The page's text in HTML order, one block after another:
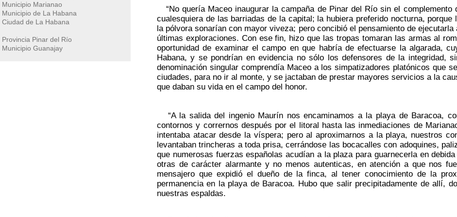
Municipio Marianao
Municipio de La Habana
Ciudad de La Habana
Provincia Pinar del Río
Municipio Guanajay
“No quería Maceo inaugurar la campaña de Pinar del Río sin el complemento
cualesquiera de las barriadas de la capital; la hubiera preferido nocturna,
la pólvora sonarían con mayor viveza; pero concibió el pensamiento de
últimas exploraciones. Con ese fin, hizo que las tropas tomaran las armas al
oportunidad de examinar el campo en que habría de efectuarse la algarada,
Habana, y se pondrían en evidencia no sólo los defensores de la integridad,
denominación singular comprendía Maceo a los simpatizadores platónicos que
ciudades, para no ir al monte, y se jactaban de prestar mayores servicios a la
que daban su vida en el campo del honor.
“A la salida del ingenio Maurín nos encaminamos a la playa de Baracoa,
contornos y corrernos después por el litoral hasta las inmediaciones de
intentaba atacar desde la víspera; pero al aproximarnos a la playa, nuestros
levantaban trincheras a toda prisa, cerrándose las bocacalles con adoquines,
que numerosas fuerzas españolas acudían a la plaza para guarnecerla en
otras de carácter alarmante y no menos autenticas, en atención a que nos
mensajero que expidió el dueño de la finca, al tener conocimiento de la
permanencia en la playa de Baracoa. Hubo que salir precipitadamente de allí,
nuestras espaldas.